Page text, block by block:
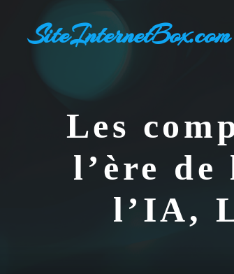
contenuSiteInternetBox.com
Les
l’ère
l’IA,